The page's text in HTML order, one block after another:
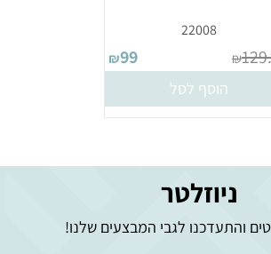
22008
₪
₪99
הוסף לסל
ניוזלטר
והתעדכנו לגבי המבצעים שלנו!